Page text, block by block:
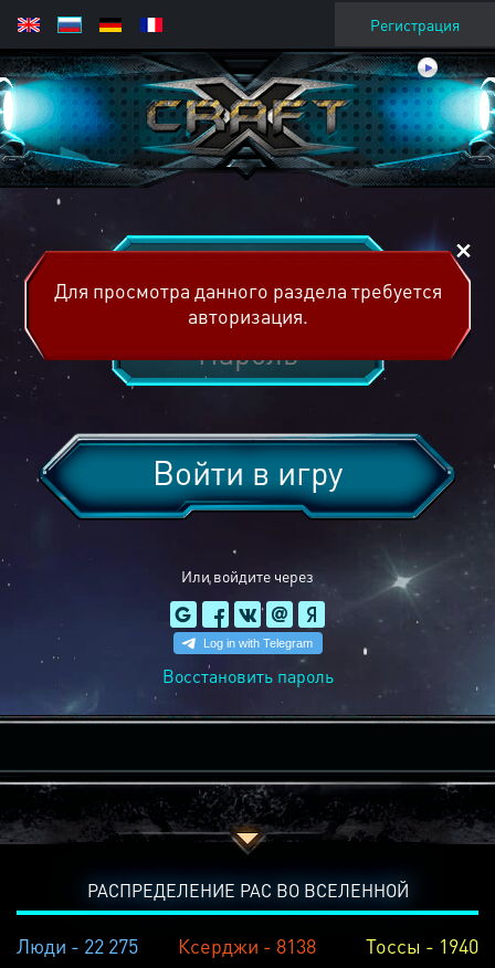
Регистрация
Или войдите через
Войти в игру
Восстановить пароль
Для просмотра данного раздела требуется
авторизация.
РАСПРЕДЕЛЕНИЕ РАС ВО ВСЕЛЕННОЙ
Люди - 22 275 Ксерджи - 8138 Тоссы - 1940